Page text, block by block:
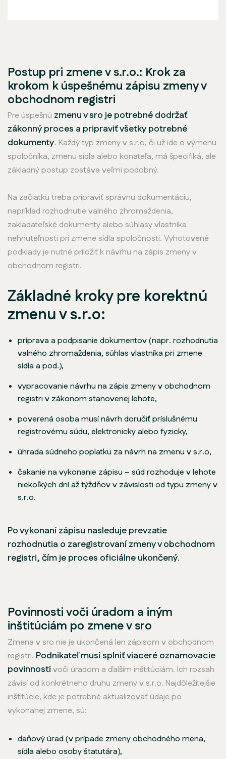
Postup pri zmene v s.r.o.: Krok za
krokom k úspešnému zápisu zmeny v
obchodnom registri
Pre úspešnú zmenu v sro je potrebné dodržať
zákonný proces a pripraviť všetky potrebné
dokumenty. Každý typ zmeny v s.r.o, či už ide o výmenu
spoločníka, zmenu sídla alebo konateľa, má špecifiká, ale
základný postup zostáva veľmi podobný.
Na začiatku treba pripraviť správnu dokumentáciu,
napríklad rozhodnutie valného zhromaždenia,
zakladateľské dokumenty alebo súhlasy vlastníka
nehnuteľnosti pri zmene sídla spoločnosti. Vyhotovené
podklady je nutné priložiť k návrhu na zápis zmeny v
obchodnom registri.
Základné kroky pre korektnú
zmenu v s.r.o:
príprava a podpisanie dokumentov (napr. rozhodnutia
valného zhromaždenia, súhlas vlastníka pri zmene
sídla a pod.),
vypracovanie návrhu na zápis zmeny v obchodnom
registri v zákonom stanovenej lehote,
poverená osoba musí návrh doručiť príslušnému
registrovému súdu, elektronicky alebo fyzicky,
úhrada súdneho poplatku za návrh na zmenu v s.r.o,
čakanie na vykonanie zápisu – súd rozhoduje v lehote
niekoľkých dní až týždňov v závislosti od typu zmeny v
s.r.o.
Po vykonaní zápisu nasleduje prevzatie
rozhodnutia o zaregistrovaní zmeny v obchodnom
registri, čím je proces oficiálne ukončený.
Povinnosti voči úradom a iným
inštitúciám po zmene v sro
Zmena v sro nie je ukončená len zápisom v obchodnom
registri. Podnikateľ musí splniť viaceré oznamovacie
povinnosti voči úradom a ďalším inštitúciám. Ich rozsah
závisí od konkrétneho druhu zmeny v s.r.o. Najdôležitejšie
inštitúcie, kde je potrebné aktualizovať údaje po
vykonanej zmene, sú:
daňový úrad (v prípade zmeny obchodného mena,
sídla alebo osoby štatutára),